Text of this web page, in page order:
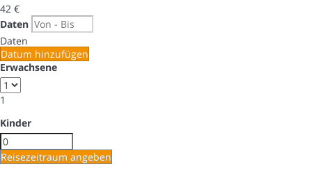
42 €
Daten
Daten
Datum hinzufügen
Erwachsene
1
Kinder
Reisezeitraum angeben